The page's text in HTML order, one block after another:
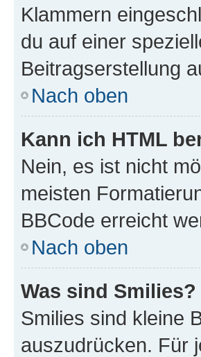
Klammern
du auf einer
Beitragserstellung
Nach oben
Kann ich HTML
Nein, es ist nicht
meisten
BBCode erreicht
Nach oben
Was sind Smilies?
Smilies sind kleine
auszudrücken. Für